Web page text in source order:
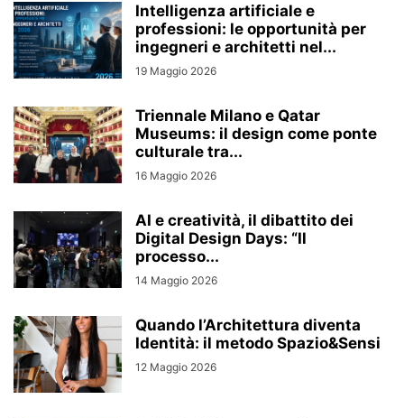
Intelligenza artificiale e
professioni: le opportunità per
ingegneri e architetti nel...
19 Maggio 2026
Triennale Milano e Qatar
Museums: il design come ponte
culturale tra...
16 Maggio 2026
AI e creatività, il dibattito dei
Digital Design Days: “Il
processo...
14 Maggio 2026
Quando l’Architettura diventa
Identità: il metodo Spazio&Sensi
12 Maggio 2026